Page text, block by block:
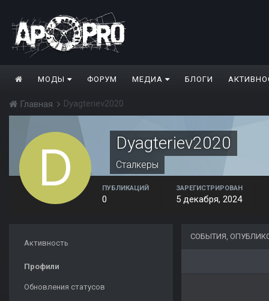
МОДЫ ФОРУМ МЕДИА БЛОГИ
Главная Dyagteriev2020
Dyagteriev2020
Сталкеры
ПУБЛИКАЦИЙ
0
ЗАРЕГИСТРИРОВАН
5 декабря, 2024
Активность
Профили
Обновления статусов
СОБЫТИЯ,